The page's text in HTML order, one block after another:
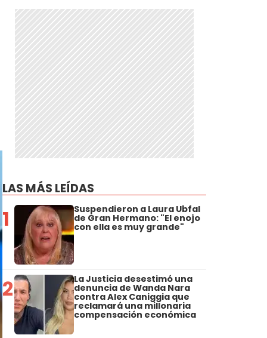
LAS MÁS LEÍDAS
1 Suspendieron a Laura Ubfal
de Gran Hermano: "El enojo
con ella es muy grande"
2 La Justicia desestimó una
denuncia de Wanda Nara
contra Alex Caniggia que
reclamará una millonaria
compensación económica